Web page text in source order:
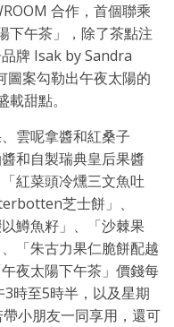
合作，首個聯乘
下午茶」，除了茶點注
牌 Isak by Sandra
圖案勾勒出午夜太陽的
甜點。
雲呢拿醬和紅桑子
和自製瑞典皇后果醬
紅菜頭冷燻三文魚吐
芝士餅」、
鱒魚籽」、「沙棘果
「朱古力果仁脆餅配越
夜太陽下午茶」價錢每
時至5時半，以及星期
小朋友一同享用，還可